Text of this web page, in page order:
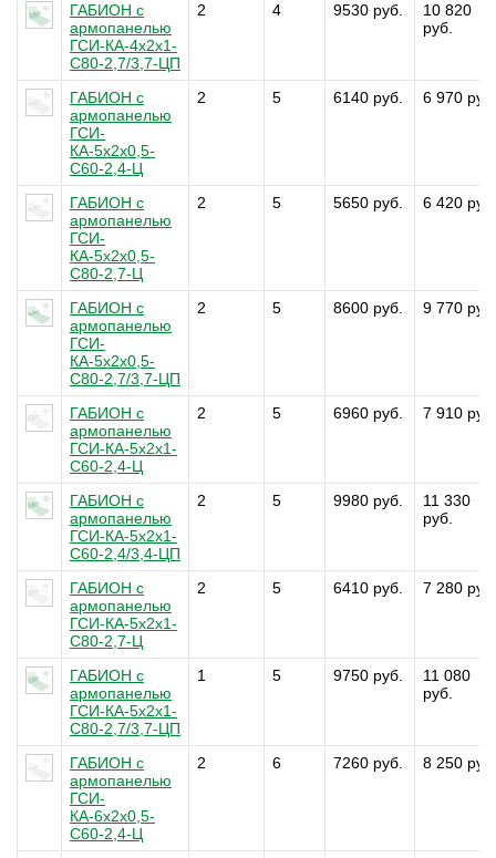
ГАБИОН с
армопанелью
ГСИ-КА-4х2х1-
С80-2,7/3,7-ЦП
2 4 9530 руб.
10 820
руб.
ГАБИОН с
армопанелью
ГСИ-
КА-5х2х0,5-
С60-2,4-Ц
2 5 6140 руб. 6 970 руб.
ГАБИОН с
армопанелью
ГСИ-
КА-5х2х0,5-
С80-2,7-Ц
2 5 5650 руб. 6 420 руб.
ГАБИОН с
армопанелью
ГСИ-
КА-5х2х0,5-
С80-2,7/3,7-ЦП
2 5 8600 руб. 9 770 руб.
ГАБИОН с
армопанелью
ГСИ-КА-5х2х1-
С60-2,4-Ц
2 5 6960 руб. 7 910 руб.
ГАБИОН с
армопанелью
ГСИ-КА-5х2х1-
С60-2,4/3,4-ЦП
2 5 9980 руб.
11 330
руб.
ГАБИОН с
армопанелью
ГСИ-КА-5х2х1-
С80-2,7-Ц
2 5 6410 руб. 7 280 руб.
ГАБИОН с
армопанелью
ГСИ-КА-5х2х1-
С80-2,7/3,7-ЦП
1 5 9750 руб.
11 080
руб.
ГАБИОН с
армопанелью
ГСИ-
КА-6х2х0,5-
С60-2,4-Ц
2 6 7260 руб. 8 250 руб.